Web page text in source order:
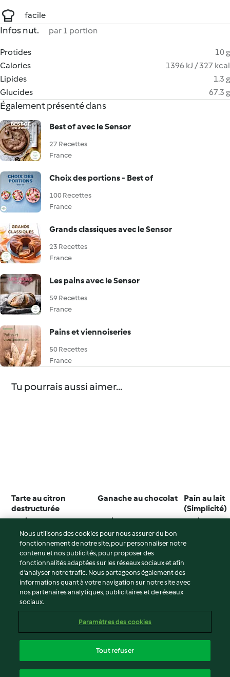
facile
Infos nut. par 1 portion
Protides
10 g
Calories
1396 kJ / 327 kcal
Lipides
1.3 g
Glucides
67.3 g
Également présenté dans
Best of avec le Sensor
27 Recettes
France
Choix des portions - Best of
100 Recettes
France
Grands classiques avec le Sensor
23 Recettes
France
Les pains avec le Sensor
59 Recettes
France
Pains et viennoiseries
50 Recettes
France
Tu pourrais aussi aimer...
Tarte au citron
destructurée
4.5 (1.1K)
Ganache au chocolat
4.7 (187)
Pain au lait
(Simplicité)
4.6 (908)
© Copyright 2026
Conditions d'utilisation
Politique de confidentialité
Mentions légales
Contenu du rapport
Nous utilisons des cookies pour nous assurer du bon
fonctionnement de notre site, pour personnaliser notre
contenu et nos publicités, pour proposer des
fonctionnalités adaptées sur les réseaux sociaux et afin
d’analyser notre trafic. Nous partageons également des
informations quant à votre navigation sur notre site avec
nos partenaires analytiques, publicitaires et de réseaux
sociaux.
Paramètres des cookies
Tout refuser